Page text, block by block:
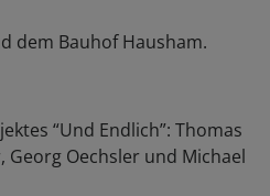
dem Bauhof Hausham.
“Und Endlich”: Thomas
Georg Oechsler und Michael